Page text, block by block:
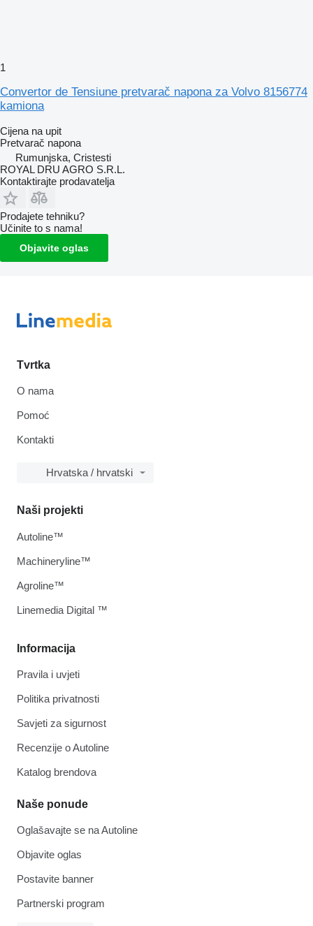
1
Convertor de Tensiune pretvarač napona za Volvo 8156774
kamiona
Cijena na upit
Pretvarač napona
Rumunjska, Cristesti
ROYAL DRU AGRO S.R.L.
Kontaktirajte prodavatelja
Prodajete tehniku?
Učinite to s nama!
Objavite oglas
Tvrtka
O nama
Pomoć
Kontakti
Hrvatska / hrvatski
Informacija
Pravila i uvjeti
Politika privatnosti
Savjeti za sigurnost
Recenzije o Autoline
Katalog brendova
Naše ponude
Oglašavajte se na Autoline
Objavite oglas
Postavite banner
Partnerski program
Naši projekti
Autoline™
Machineryline™
Agroline™
Linemedia Digital ™